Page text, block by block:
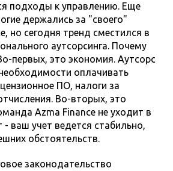
подходы к управлению. Еще
держались за "своего"
но сегодня тренд сместился в
аутсорсинга. Почему
первых, это экономия. Аутсорс
оплачивать
ПО, налоги за
Во-вторых, это
Azma Finance не уходит в
- ваш учет ведется стабильно,
обстоятельств.
законодательство